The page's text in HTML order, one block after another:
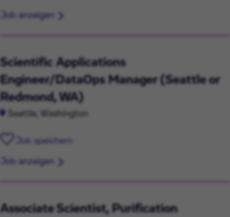
Job anzeigen
Scientific Applications
Engineer/DataOps Manager (Seattle or
Redmond, WA)
Seattle, Washington
Job speichern
Job anzeigen
Associate Scientist, Purification